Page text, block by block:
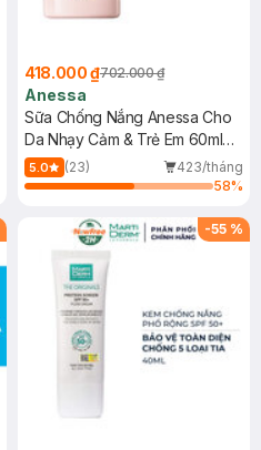
418.000 ₫702.000 ₫
Anessa
Sữa Chống Nắng Anessa Cho
Da Nhạy Cảm & Trẻ Em 60ml
(Mới)
5.0 (23)
423/tháng
58%
-55 %